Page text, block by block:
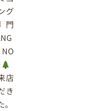
グ
門
店
き